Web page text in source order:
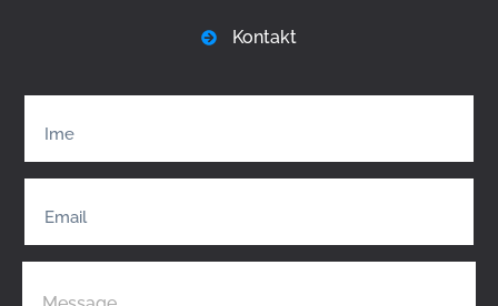
Kontakt